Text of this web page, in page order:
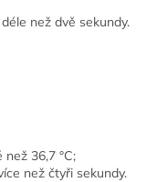
než dvě sekundy.
36,7 °C;
než čtyři sekundy.